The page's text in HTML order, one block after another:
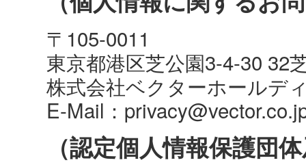
〒105-0011
東京都港区芝公園3-4-30 32
株式会社ベクターホール
E-Mail：
（認定個人情報保護団